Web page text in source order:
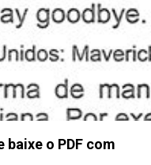
o PDF com